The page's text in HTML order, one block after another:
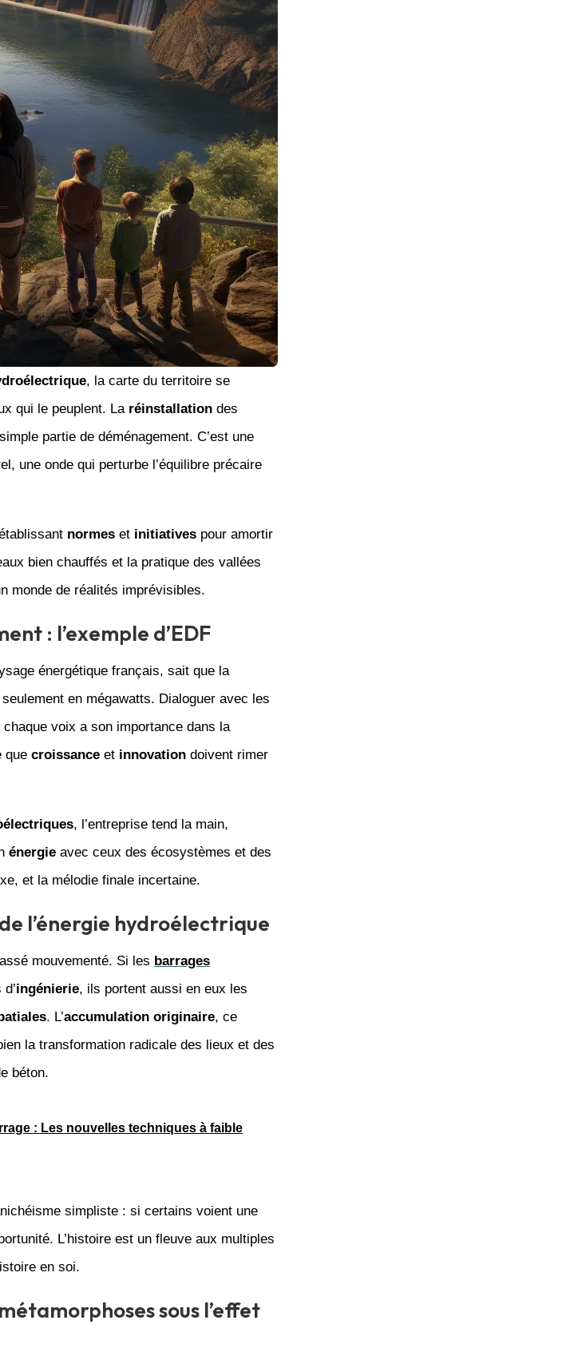
, la carte du territoire se
qui le peuplent. La réinstallationdes
partie de déménagement. C’est une
une onde qui perturbe l’équilibre précaire
normeset initiativespour amortir
bien chauffés et la pratique des vallées
monde de réalités imprévisibles.
: l’exemple d’EDF
énergétique français, sait que la
en mégawatts. Dialoguer avec les
voix a son importance dans la
que croissanceet innovationdoivent rimer
, l’entreprise tend la main,
énergieavec ceux des écosystèmes et des
et la mélodie finale incertaine.
l’énergie hydroélectrique
mouvementé. Si les barrages
ingénierie, ils portent aussi en eux les
. L’accumulation originaire, ce
la transformation radicale des lieux et des
béton.
: Les nouvelles techniques à faible
simpliste : si certains voient une
L’histoire est un fleuve aux multiples
en soi.
sous l’effet